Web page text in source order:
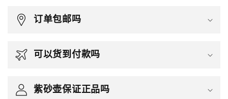
订单包邮吗
可以货到付款吗
紫砂壶保证正品吗